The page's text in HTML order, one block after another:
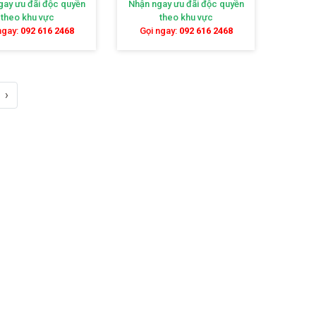
khi sở hữu loại đèn đẳng cấp này.
ưu đãi độc quyền
theo khu vực
092 616 2468
Nhận ngay ưu đãi độc quyền
theo khu vực
Gọi ngay: 092 616 2468
›